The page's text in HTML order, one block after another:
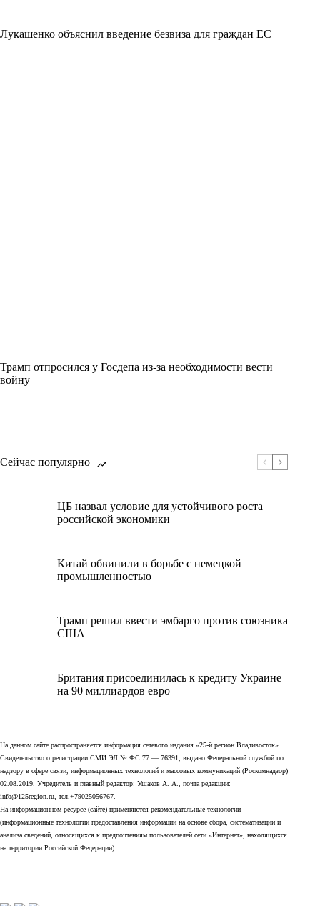
Лукашенко объяснил введение безвиза для граждан ЕС
Трамп отпросился у Госдепа из-за необходимости вести
войну
Сейчас популярно
ЦБ назвал условие для устойчивого роста
российской экономики
Китай обвинили в борьбе с немецкой
промышленностью
Трамп решил ввести эмбарго против союзника
США
Британия присоединилась к кредиту Украине
на 90 миллиардов евро
На данном сайте распространяется информация сетевого издания «25-й регион Владивосток».
Свидетельство о регистрации СМИ ЭЛ № ФС 77 — 76391, выдано Федеральной службой по
надзору в сфере связи, информационных технологий и массовых коммуникаций (Роскомнадзор)
02.08.2019. Учредитель и главный редактор: Ушаков А. А., почта редакции:
info@125region.ru, тел.+79025056767.
На информационном ресурсе (сайте) применяются рекомендательные технологии
(информационные технологии предоставления информации на основе сбора, систематизации и
анализа сведений, относящихся к предпочтениям пользователей сети «Интернет», находящихся
на территории Российской Федерации).